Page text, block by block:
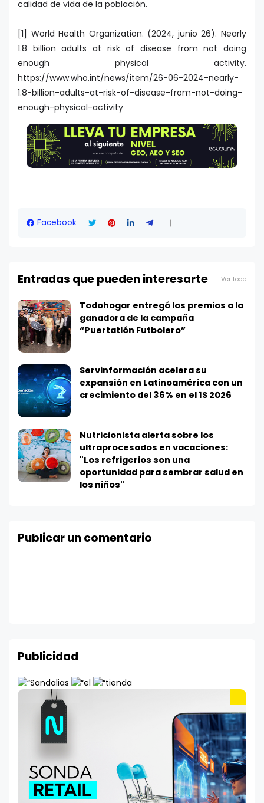
calidad de vida de la población.
[1] World Health Organization. (2024, junio 26). Nearly
1.8 billion adults at risk of disease from not doing
enough physical activity.
https://www.who.int/news/item/26-06-2024-nearly-
1.8-billion-adults-at-risk-of-disease-from-not-doing-
enough-physical-activity
Facebook
Entradas que pueden interesarte Ver todo
Todohogar entregó los premios a la
ganadora de la campaña
“Puertatlón Futbolero”
Servinformación acelera su
expansión en Latinoamérica con un
crecimiento del 36% en el 1S 2026
Nutricionista alerta sobre los
ultraprocesados en vacaciones:
"Los refrigerios son una
oportunidad para sembrar salud en
los niños"
Publicar un comentario
Publicidad